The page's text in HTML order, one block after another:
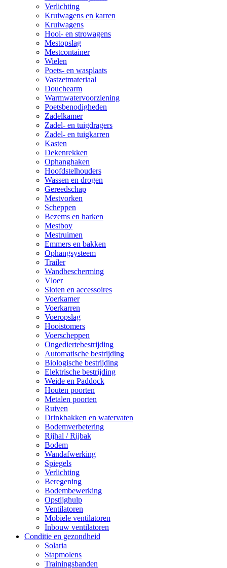
Verlichting
Kruiwagens en karren
Kruiwagens
Hooi- en strowagens
Mestopslag
Mestcontainer
Wielen
Poets- en wasplaats
Vastzetmateriaal
Douchearm
Warmwatervoorziening
Poetsbenodigheden
Zadelkamer
Zadel- en tuigdragers
Zadel- en tuigkarren
Kasten
Dekenrekken
Ophanghaken
Hoofdstelhouders
Wassen en drogen
Gereedschap
Mestvorken
Scheppen
Bezems en harken
Mestboy
Mestruimen
Emmers en bakken
Ophangsysteem
Trailer
Wandbescherming
Vloer
Sloten en accessoires
Voerkamer
Voerkarren
Voeropslag
Hooistomers
Voerscheppen
Ongediertebestrijding
Automatische bestrijding
Biologische bestrijding
Elektrische bestrijding
Weide en Paddock
Houten poorten
Metalen poorten
Ruiven
Drinkbakken en watervaten
Bodemverbetering
Rijhal / Rijbak
Bodem
Wandafwerking
Spiegels
Verlichting
Beregening
Bodembewerking
Opstijghulp
Ventilatoren
Mobiele ventilatoren
Inbouw ventilatoren
Conditie en gezondheid
Solaria
Stapmolens
Trainingsbanden